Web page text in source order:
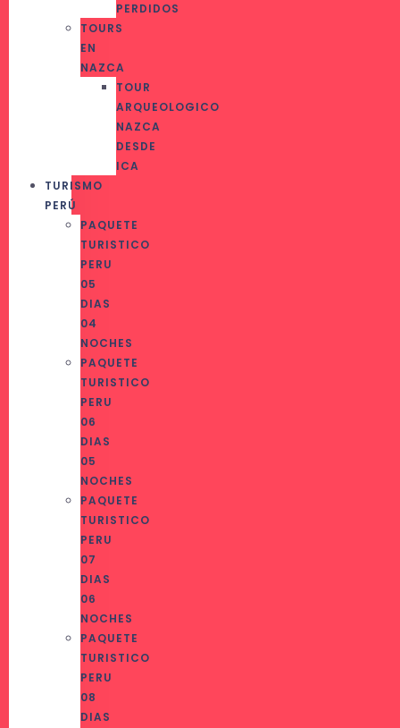
PERDIDOS
TOURS
EN
NAZCA
TOUR
ARQUEOLOGICO
NAZCA
DESDE
ICA
TURISMO
PERÚ
PAQUETE
TURISTICO
PERU
05
DIAS
04
NOCHES
PAQUETE
TURISTICO
PERU
06
DIAS
05
NOCHES
PAQUETE
TURISTICO
PERU
07
DIAS
06
NOCHES
PAQUETE
TURISTICO
PERU
08
DIAS